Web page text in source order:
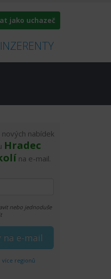
jako uchazeč
nabídek
Hradec
na e-mail.
nebo jednoduše
více regionů